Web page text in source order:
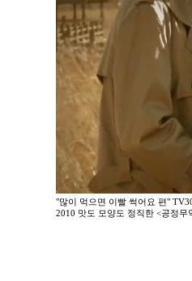
"많이 먹으면 이빨 썩어요 편"
2010 맛도 모양도 정직한 <공정무